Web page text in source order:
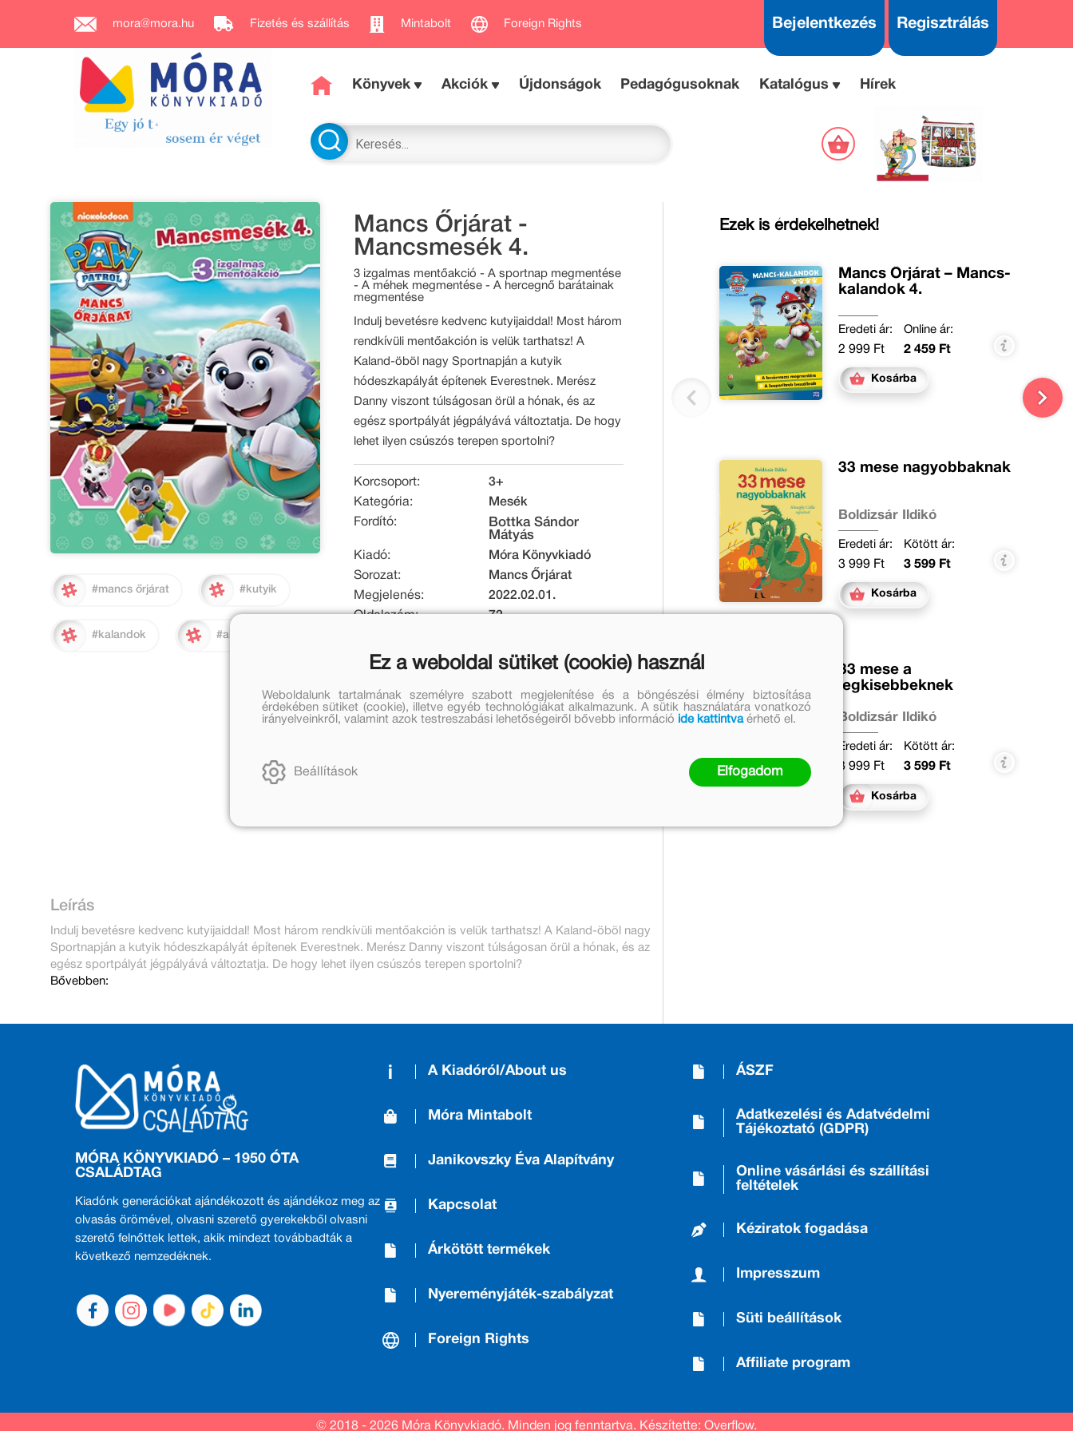
mora@mora.hu Fizetés és szállítás Mintabolt Foreign Rights Bejelentkezés Regisztrálás
Könyvek Akciók Újdonságok Pedagógusoknak Katalógus Hírek
#mancs őrjárat #kutyik
#kalandok #akció
Mancs Őrjárat -
Mancsmesék 4.
3 izgalmas mentőakció - A sportnap megmentése
- A méhek megmentése - A hercegnő barátainak
megmentése
Indulj bevetésre kedvenc kutyijaiddal! Most három
rendkívüli mentőakción is velük tarthatsz! A
Kaland-öböl nagy Sportnapján a kutyik
hódeszkapályát építenek Everestnek. Merész
Danny viszont túlságosan örül a hónak, és az
egész sportpályát jégpályává változtatja. De hogy
lehet ilyen csúszós terepen sportolni?
Korcsoport:
3+
Kategória:
Mesék
Fordító:
Bottka Sándor
Mátyás
Kiadó:
Móra Könyvkiadó
Sorozat:
Mancs Őrjárat
Megjelenés:
2022.02.01.
Oldalszám:
72
EAN:
9789634869740
keménytáblás
Méret [mm]:
202 x 284 x 9
Tömeg [g]:
500
Leírás
Indulj bevetésre kedvenc kutyijaiddal! Most három rendkívüli mentőakción is velük tarthatsz! A Kaland-öböl nagy
Sportnapján a kutyik hódeszkapályát építenek Everestnek. Merész Danny viszont túlságosan örül a hónak, és az
egész sportpályát jégpályává változtatja. De hogy lehet ilyen csúszós terepen sportolni?
Bővebben:
Ezek is érdekelhetnek!
Mancs Őrjárat – Mancs-
kalandok 4.
Eredeti ár:
2 999 Ft
Online ár:
2 459 Ft
Kosárba
33 mese nagyobbaknak
Boldizsár Ildikó
Eredeti ár:
3 999 Ft
Kötött ár:
3 599 Ft
Kosárba
33 mese a
legkisebbeknek
Boldizsár Ildikó
Eredeti ár:
3 999 Ft
Kötött ár:
3 599 Ft
Kosárba
MÓRA KÖNYVKIADÓ – 1950 ÓTA
CSALÁDTAG
Kiadónk generációkat ajándékozott és ajándékoz meg az
olvasás örömével, olvasni szerető gyerekekből olvasni
szerető felnőttek lettek, akik mindezt továbbadták a
következő nemzedéknek.
A Kiadóról/About us
Móra Mintabolt
Janikovszky Éva Alapítvány
Kapcsolat
Árkötött termékek
Nyereményjáték-szabályzat
Foreign Rights
ÁSZF
Adatkezelési és Adatvédelmi
Tájékoztató (GDPR)
Online vásárlási és szállítási
feltételek
Kéziratok fogadása
Impresszum
Süti beállítások
Affiliate program
© 2018 - 2026 Móra Könyvkiadó. Minden jog fenntartva. Készítette: Overflow.
Ez a weboldal sütiket (cookie) használ
Weboldalunk tartalmának személyre szabott megjelenítése és a böngészési élmény biztosítása
érdekében sütiket (cookie), illetve egyéb technológiákat alkalmazunk. A sütik használatára vonatkozó
irányelveinkről, valamint azok testreszabási lehetőségeiről bővebb információ ide kattintvaérhető el.
Beállítások Elfogadom